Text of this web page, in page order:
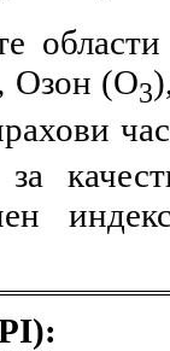
Озон (O3
за